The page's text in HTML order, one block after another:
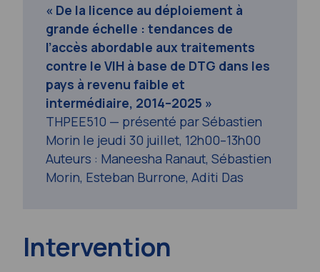
« De la licence au déploiement à
grande échelle : tendances de
l’accès abordable aux traitements
contre le VIH à base de DTG dans les
pays à revenu faible et
intermédiaire, 2014–2025 »
THPEE510 — présenté par Sébastien
Morin le jeudi 30 juillet, 12h00–13h00
Auteurs : Maneesha Ranaut, Sébastien
Morin, Esteban Burrone, Aditi Das
Intervention